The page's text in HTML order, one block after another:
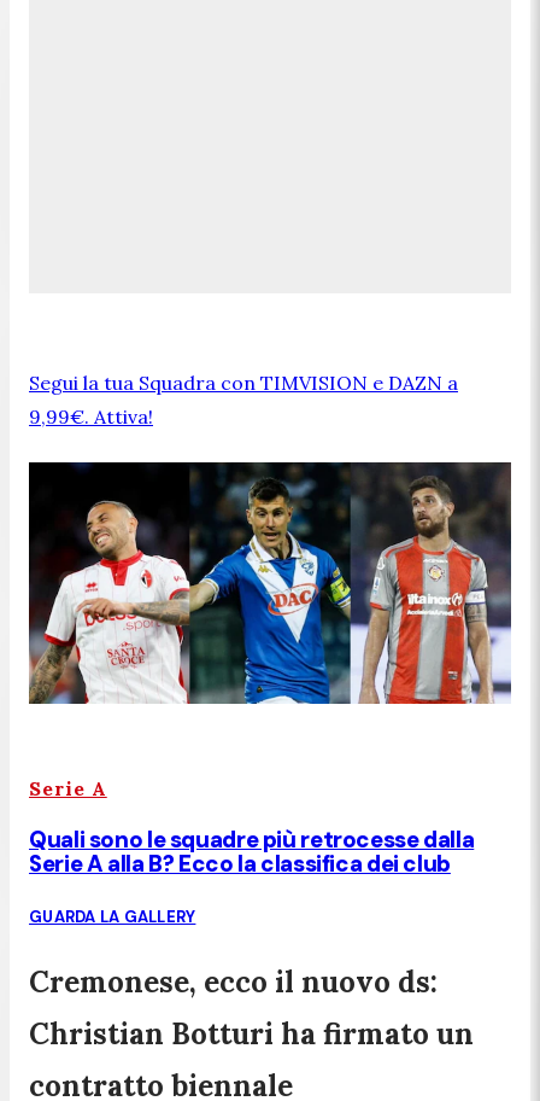
Segui la tua Squadra con TIMVISION e DAZN a
9,99€. Attiva!
Serie A
Quali sono le squadre più retrocesse dalla
Serie A alla B? Ecco la classifica dei club
GUARDA LA GALLERY
Cremonese, ecco il nuovo ds:
Christian Botturi ha firmato un
contratto biennale